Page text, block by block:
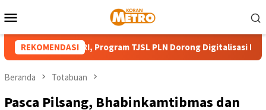
ke
Mobile
REKOMENDASI
HUT ke-81 RI, Program TJSL PLN Dorong Digitalisasi
Beranda Totabuan
Pasca Pilsang, Bhabinkamtibmas dan